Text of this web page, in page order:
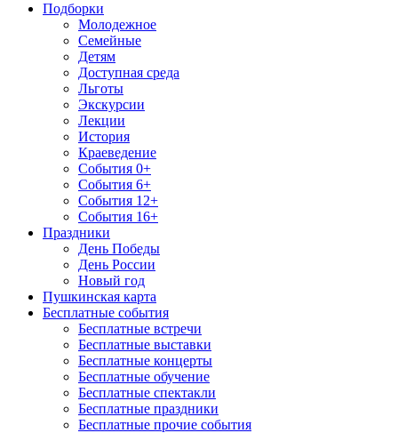
Подборки
Молодежное
Семейные
Детям
Доступная среда
Льготы
Экскурсии
Лекции
История
Краеведение
События 0+
События 6+
События 12+
События 16+
Праздники
День Победы
День России
Новый год
Пушкинская карта
Бесплатные события
Бесплатные встречи
Бесплатные выставки
Бесплатные концерты
Бесплатные обучение
Бесплатные спектакли
Бесплатные праздники
Бесплатные прочие события